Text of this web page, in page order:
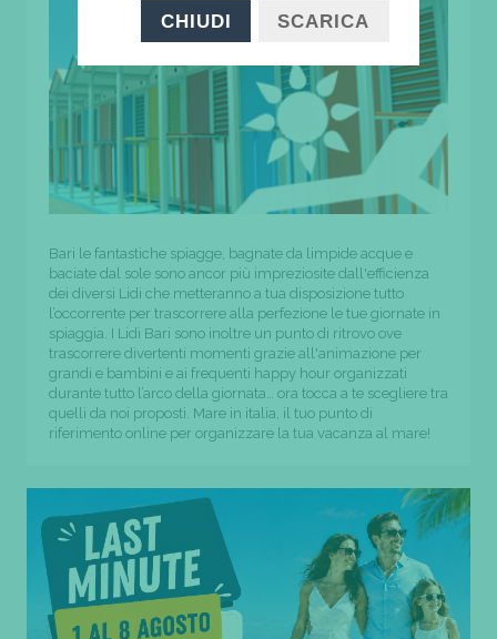
Bari le fantastiche spiagge, bagnate da limpide acque e
baciate dal sole sono ancor più impreziosite dall'efficienza
dei diversi Lidi che metteranno a tua disposizione tutto
l’occorrente per trascorrere alla perfezione le tue giornate in
spiaggia. I Lidi Bari sono inoltre un punto di ritrovo ove
trascorrere divertenti momenti grazie all'animazione per
grandi e bambini e ai frequenti happy hour organizzati
durante tutto l’arco della giornata… ora tocca a te scegliere tra
quelli da noi proposti. Mare in italia, il tuo punto di
riferimento online per organizzare la tua vacanza al mare!
CHIUDI SCARICA